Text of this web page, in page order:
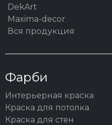
DekArt
Maxima-decor
Вся продукция
Фарби
Интерьерная краска
Краска для потолка
Краска для стен